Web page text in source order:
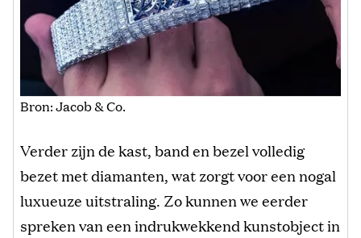
Bron: Jacob & Co.
Verder zijn de kast, band en bezel volledig
bezet met diamanten, wat zorgt voor een nogal
luxueuze uitstraling. Zo kunnen we eerder
spreken van een indrukwekkend kunstobject in